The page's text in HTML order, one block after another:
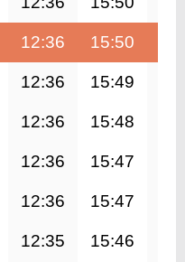
12:36 15:50
12:36 15:49
12:36 15:48
12:36 15:47
12:36 15:47
12:35 15:46